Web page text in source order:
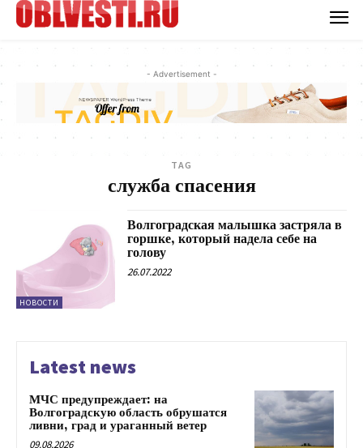
- Advertisement -
TAG
служба спасения
НОВОСТИ
Волгоградская малышка застряла в
горшке, который надела себе на
голову
26.07.2022
Latest news
МЧС предупреждает: на
Волгоградскую область обрушатся
ливни, град и ураганный ветер
09.08.2026